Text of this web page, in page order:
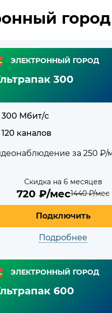
ЭЛЕКТРОННЫЙ ГОРОД
300
300 Мбит/с
120 каналов
за 250 ₽/
Скидка на 6 месяцев
720 ₽/мес1440₽/мес
Подключить
Подробнее
ЭЛЕКТРОННЫЙ ГОРОД
600